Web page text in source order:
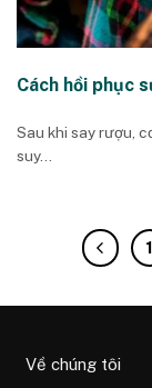
Cách hồi phục
Sau khi say rượu,
suy...
1
Về chúng tôi